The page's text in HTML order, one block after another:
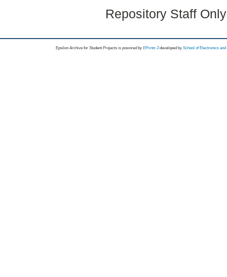
Repository Staff
Epsilon Archive for Student Projects is powored byEPrints 3 developed by School of Electronics